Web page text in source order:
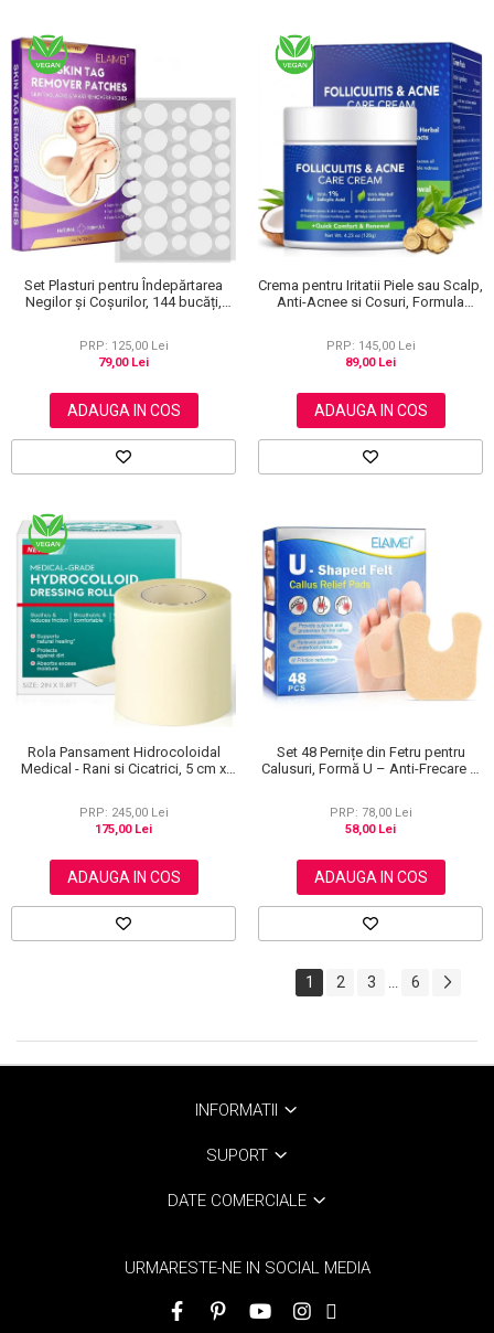
Set Plasturi pentru Îndepărtarea
Negilor și Coșurilor, 144 bucăți,
PRP: 125,00 Lei
79,00 Lei
ADAUGA IN COS
Crema pentru Iritatii Piele sau Scalp,
Anti-Acnee si Cosuri, Formula
PRP: 145,00 Lei
89,00 Lei
ADAUGA IN COS
Rola Pansament Hidrocoloidal
Medical - Rani si Cicatrici, 5 cm x
PRP: 245,00 Lei
175,00 Lei
ADAUGA IN COS
Set 48 Pernițe din Fetru pentru
Calusuri, Formă U – Anti-Frecare și
PRP: 78,00 Lei
58,00 Lei
ADAUGA IN COS
1 2 3 6
INFORMATII
SUPORT
DATE COMERCIALE
URMARESTE-NE IN SOCIAL MEDIA